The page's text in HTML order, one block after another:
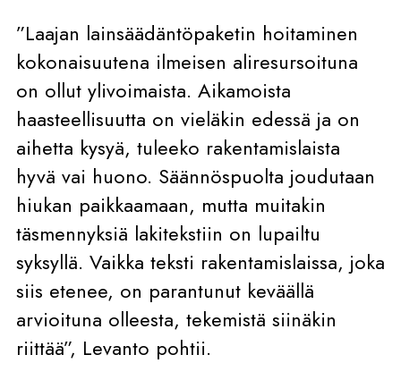
”Laajan lainsäädäntöpaketin hoitaminen
kokonaisuutena ilmeisen aliresursoituna
on ollut ylivoimaista. Aikamoista
haasteellisuutta on vieläkin edessä ja on
aihetta kysyä, tuleeko rakentamislaista
hyvä vai huono. Säännöspuolta joudutaan
hiukan paikkaamaan, mutta muitakin
täsmennyksiä lakitekstiin on lupailtu
syksyllä. Vaikka teksti rakentamislaissa, joka
siis etenee, on parantunut keväällä
arvioituna olleesta, tekemistä siinäkin
riittää”, Levanto pohtii.